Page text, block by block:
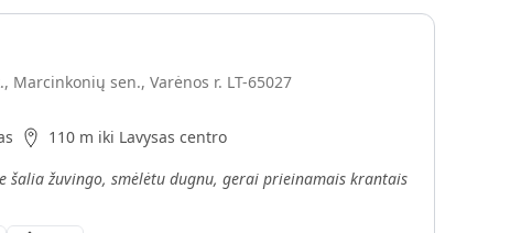
Marcinkonių sen., Varėnos r. LT-65027
110 m iki Lavysas centro
šalia žuvingo, smėlėtu dugnu, gerai prieinamais krantais